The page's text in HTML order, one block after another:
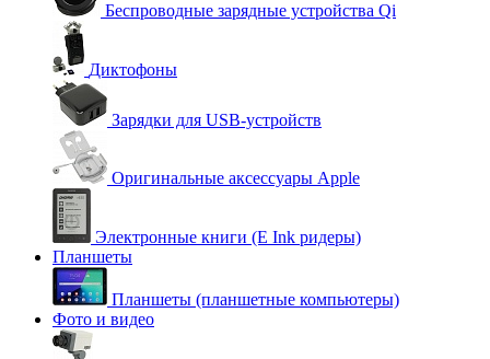
Беспроводные зарядные устройства Qi
Диктофоны
Зарядки для USB-устройств
Оригинальные аксессуары Apple
Электронные книги (E Ink ридеры)
Планшеты
Планшеты (планшетные компьютеры)
Фото и видео